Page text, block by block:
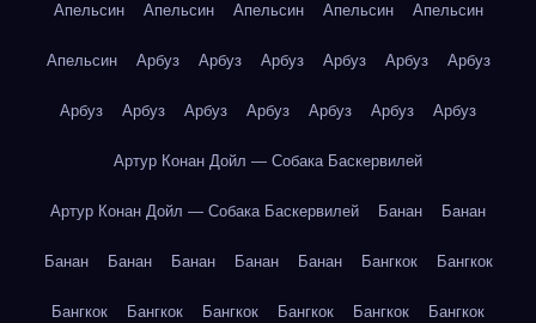
Апельсин Апельсин Апельсин Апельсин Апельсин
Апельсин Арбуз Арбуз Арбуз Арбуз Арбуз Арбуз
Арбуз Арбуз Арбуз Арбуз Арбуз Арбуз Арбуз
Артур Конан Дойл — Собака Баскервилей
Артур Конан Дойл — Собака Баскервилей Банан Банан
Банан Банан Банан Банан Банан Бангкок Бангкок
Бангкок Бангкок Бангкок Бангкок Бангкок Бангкок